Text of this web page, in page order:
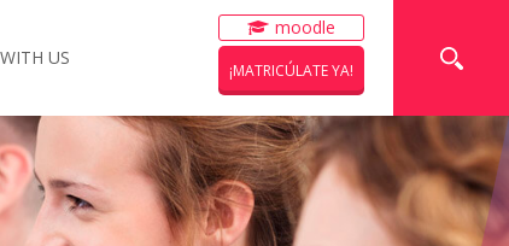
moodle
¡MATRICÚLATE YA!
US